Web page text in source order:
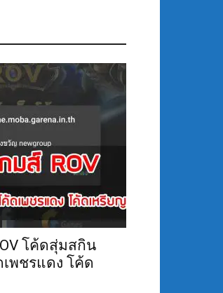
โค้ดสุ่มสกิน
พชรแดง โค้ด